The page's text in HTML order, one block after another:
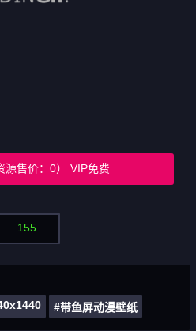
源售价：0） VIP免费
155
#带鱼屏动漫壁纸